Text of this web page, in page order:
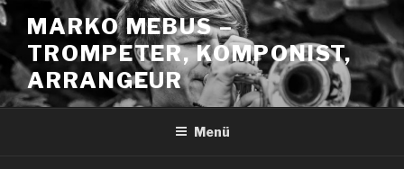
Zum
Inhalt
springen
MARKO MEBUS –
TROMPETER, KOMPONIST,
ARRANGEUR
Menü